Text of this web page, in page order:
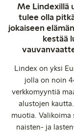
Me Lindexillä
tulee olla
jokaiseen
kestää
Lindex on yksi
jolla on noin
verkkomyyntiä
alustojen
muotia. Valikoima
naisten- ja